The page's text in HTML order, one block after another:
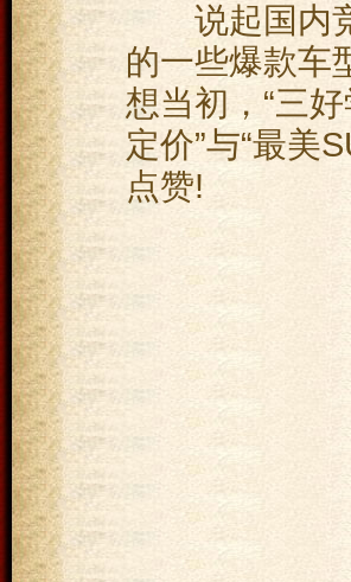
说起国内竞
的一些爆款车
想当初，“三
定价”与“最美
点赞!